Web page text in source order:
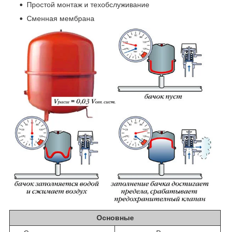
Простой монтаж и техобслуживание
Сменная мембрана
Основные